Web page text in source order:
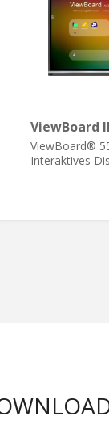
ViewBoard
ViewBoard®
Interaktives